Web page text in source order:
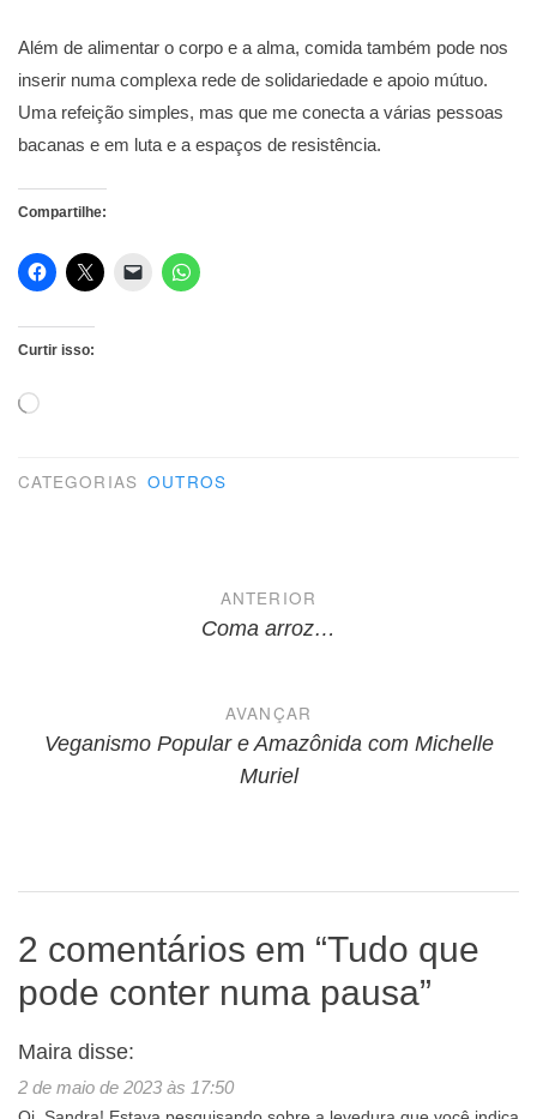
Além de alimentar o corpo e a alma, comida também pode nos
inserir numa complexa rede de solidariedade e apoio mútuo.
Uma refeição simples, mas que me conecta a várias pessoas
bacanas e em luta e a espaços de resistência.
Compartilhe:
Curtir isso:
Carregando...
CATEGORIAS OUTROS
NavegaçãoANTERIOR
Coma arroz…
AVANÇAR
Veganismo Popular e Amazônida com Michelle
Muriel
2 comentários em “Tudo que
pode conter numa pausa”
Maira disse:
2 de maio de 2023 às 17:50